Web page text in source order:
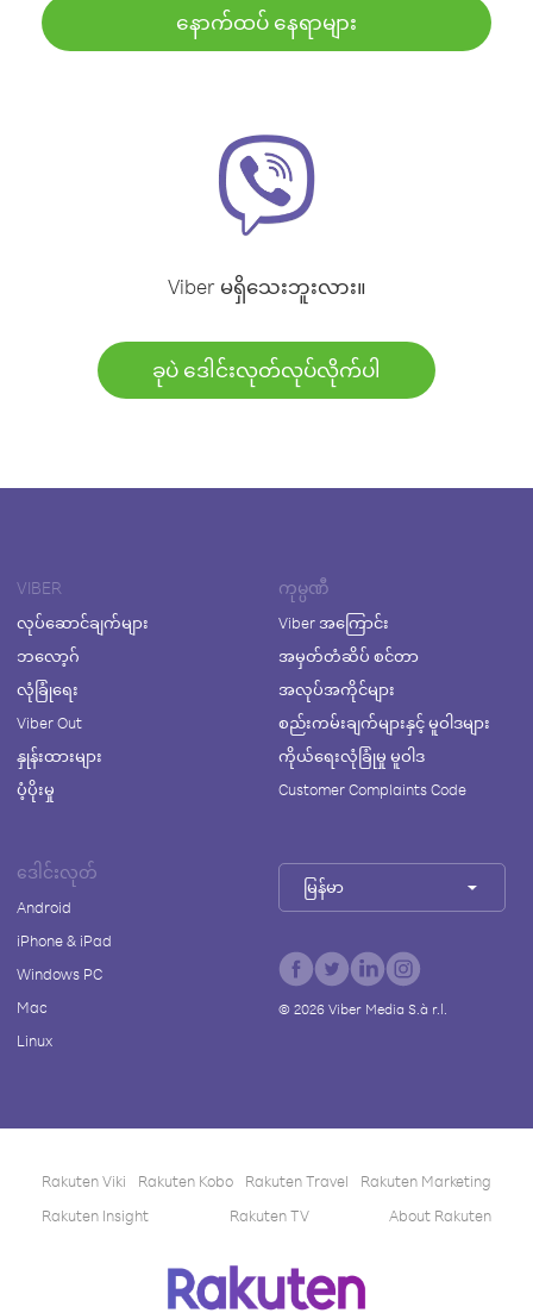
နောက်ထပ် နေရာများ
Viber မရှိသေးဘူးလား။
ခုပဲ ဒေါင်းလုတ်လုပ်လိုက်ပါ
VIBER
လုပ်ဆောင်ချက်များ
ဘလော့ဂ်
လုံခြုံရေး
Viber Out
နှုန်းထားများ
ပံ့ပိုးမှု
ကုမ္ပဏီ
Viber အကြောင်း
အမှတ်တံဆိပ် စင်တာ
အလုပ်အကိုင်များ
စည်းကမ်းချက်များနှင့် မူဝါဒများ
ကိုယ်ရေးလုံခြုံမှု မူဝါဒ
Customer Complaints Code
ဒေါင်းလုတ်
Android
iPhone & iPad
Windows PC
Mac
Linux
မြန်မာ
© 2026Viber Media S.à r.l.
Rakuten Viki Rakuten Kobo Rakuten Travel
Rakuten Marketing
Rakuten Insight
Rakuten TV About Rakuten